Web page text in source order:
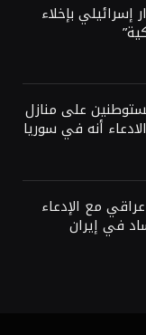
إسرائيلي بإخلاء
على منازل
أنه في سوريا
مع الإدعاء
في إيران